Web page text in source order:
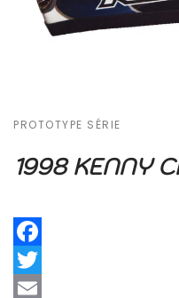
PROTOTYPE SÉRIE
1998 KENNY
Facebook
Twitter